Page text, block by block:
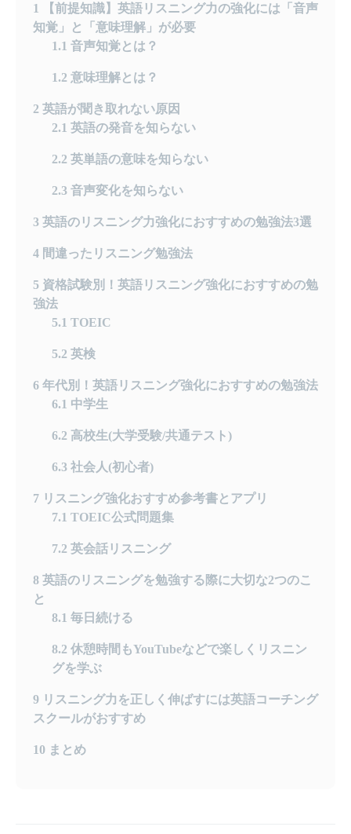
1
【前提知識】英語リスニング力の強化には「音声
知覚」と「意味理解」が必要
1.1 音声知覚とは？
1.2 意味理解とは？
2 英語が聞き取れない原因
2.1 英語の発音を知らない
2.2 英単語の意味を知らない
2.3 音声変化を知らない
3 英語のリスニング力強化におすすめの勉強法3選
4 間違ったリスニング勉強法
5 資格試験別！英語リスニング強化におすすめの勉
強法
5.1 TOEIC
5.2 英検
6 年代別！英語リスニング強化におすすめの勉強法
6.1 中学生
6.2 高校生(大学受験/共通テスト)
6.3 社会人(初心者)
7 リスニング強化おすすめ参考書とアプリ
7.1 TOEIC公式問題集
7.2 英会話リスニング
8 英語のリスニングを勉強する際に大切な2つのこ
と
8.1 毎日続ける
8.2 休憩時間もYouTubeなどで楽しくリスニン
グを学ぶ
9 リスニング力を正しく伸ばすには英語コーチング
スクールがおすすめ
10 まとめ